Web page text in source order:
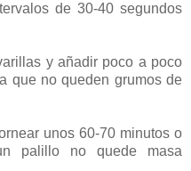
de 30-40 segundos
y añadir poco a poco
que no queden grumos de
unos 60-70 minutos o
palillo no quede masa